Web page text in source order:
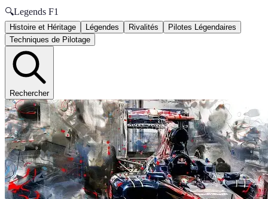
🔍Legends F1
Histoire et Héritage Légendes Rivalités
Pilotes Légendaires
Techniques de Pilotage
Rechercher